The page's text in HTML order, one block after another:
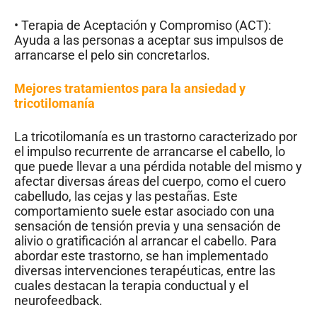
• Terapia de Aceptación y Compromiso (ACT):
Ayuda a las personas a aceptar sus impulsos de
arrancarse el pelo sin concretarlos.
Mejores tratamientos para la ansiedad y
tricotilomanía
La tricotilomanía es un trastorno caracterizado por
el impulso recurrente de arrancarse el cabello, lo
que puede llevar a una pérdida notable del mismo y
afectar diversas áreas del cuerpo, como el cuero
cabelludo, las cejas y las pestañas. Este
comportamiento suele estar asociado con una
sensación de tensión previa y una sensación de
alivio o gratificación al arrancar el cabello. Para
abordar este trastorno, se han implementado
diversas intervenciones terapéuticas, entre las
cuales destacan la terapia conductual y el
neurofeedback.